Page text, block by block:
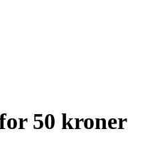
50 kroner